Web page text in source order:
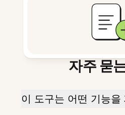
자주 묻
이 도구는 어떤 기능을